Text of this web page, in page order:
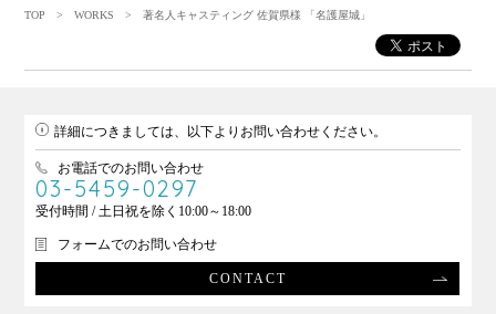
TOP
>WORKS > 著名人キャスティング 佐賀県様 「名護屋城」
詳細につきましては、以下よりお問い合わせください。
お電話でのお問い合わせ
03-5459-0297
受付時間 / 土日祝を除く10:00～18:00
フォームでのお問い合わせ
CONTACT